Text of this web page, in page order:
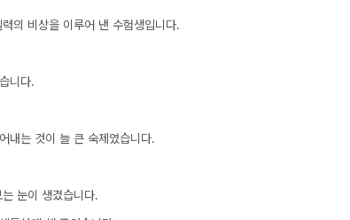
의 비상을 이루어 낸 수험생입니다.
니다.
내는 것이 늘 큰 숙제였습니다.
눈이 생겼습니다.